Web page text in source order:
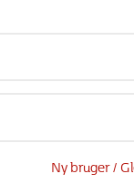
Ny bruger /